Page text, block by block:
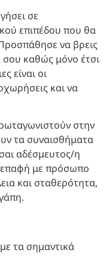
σε
επιπέδου που θα
να βρεις
σου καθώς μόνο έτσι
είναι οι
και να
στην
τα συναισθήματα
αδέσμευτος/η
επαφή με πρόσωπο
και σταθερότητα,
τα σημαντικά